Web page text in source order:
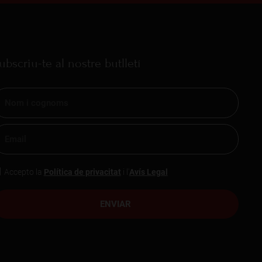
te al nostre butlletí
ENVIAR
Accepto la Política de privacitat Avís Legal